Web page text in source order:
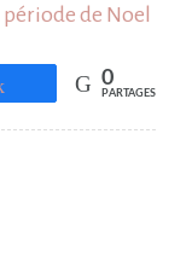
de Noel
Partagez 0
PARTAGES